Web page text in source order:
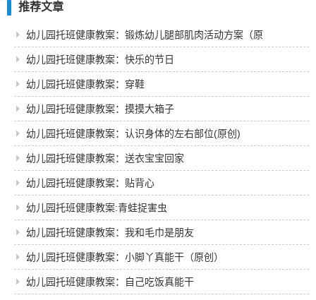
推荐文章
幼儿园托班健康教案：锻炼幼儿腿部肌肉活动方案（原
创）
幼儿园托班健康教案：快乐的节日
幼儿园托班健康教案：穿鞋
幼儿园托班健康教案：摸摸大箱子
幼儿园托班健康教案：认识身体的左右部位(原创)
幼儿园托班健康教案：送衣宝宝回家
幼儿园托班健康教案：贴背心
幼儿园托班健康教案:青蛙捉害虫
幼儿园托班健康教案：我和毛巾是朋友
幼儿园托班健康教案：小脚丫真能干（原创）
幼儿园托班健康教案：自己吃饭真能干